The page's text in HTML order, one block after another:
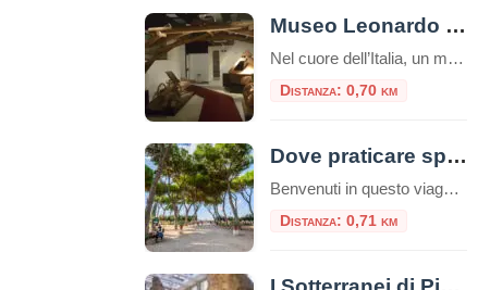
Museo Leonardo Da Vinci Experience
Nel cuore dell’Italia, un museo straordinario invita i visitatori a intraprendere un viaggio affascinante attraverso la mente di uno dei più grandi geni della storia: Leonardo da Vinci. Il Museo Leonardo Da Vinci Experience non è semplicemente un museo tradizionale, ma un’esperienza interattiva che permette di toccare con mano l’eredità del maestro del Rinascimento. Un […]
Distanza: 0,70 km
Dove praticare sport a Roma: consigli utili e attività da svolgere nella capitale
Benvenuti in questo viaggio attraverso le migliori opportunità per praticare sport nella vivace e storica città di Roma. La Capitale italiana non è solo un tesoro di arte, cultura e gastronomia, ma offre anche numerose possibilità per mantenere uno stile di vita attivo e sano, oltre che ecologico. Che siate residenti o turisti, appassionati di sport all’aria aperta o alla […]
Distanza: 0,71 km